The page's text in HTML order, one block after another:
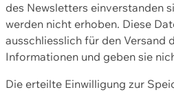
des Newsletters einverstanden
werden nicht erhoben. Diese
ausschliesslich für den Versand
Informationen und geben sie
Die erteilte Einwilligung zur